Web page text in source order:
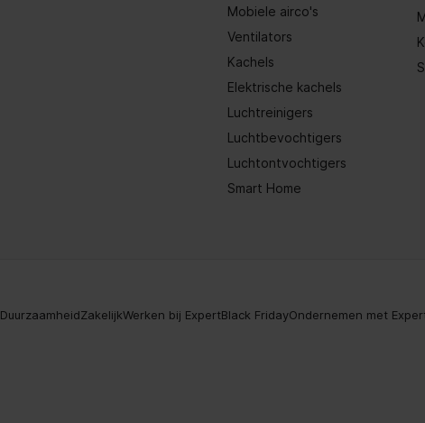
Mobiele airco's
Ventilators
Kachels
Elektrische kachels
Luchtreinigers
Luchtbevochtigers
Luchtontvochtigers
Smart Home
DuurzaamheidZakelijkWerken bij ExpertBlack FridayOndernemen met